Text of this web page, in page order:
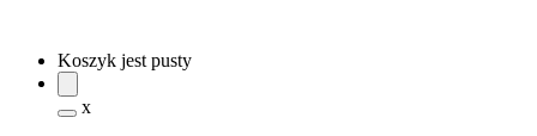
Koszyk jest pusty
x